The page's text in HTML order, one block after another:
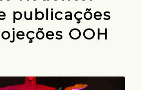
publicações
OOH